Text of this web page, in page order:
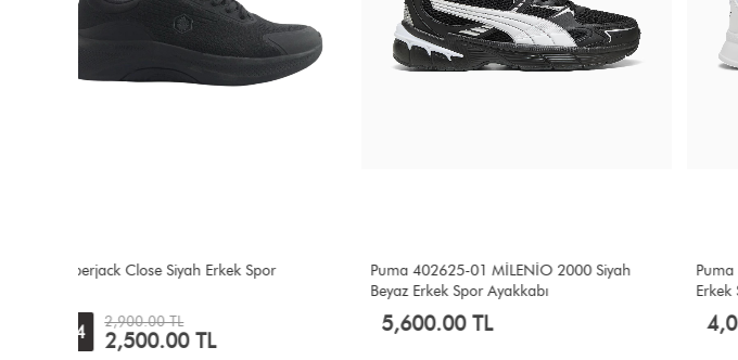
Puma 402625-01 MİLENİO 2000 Siyah
5,600.00 TL
Puma 405506 03 ANZARUN LİTE Beyaz
Erkek Spor
4,000.00 TL